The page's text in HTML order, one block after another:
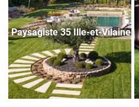
Paysagiste 35 Ille-et-Vilaine